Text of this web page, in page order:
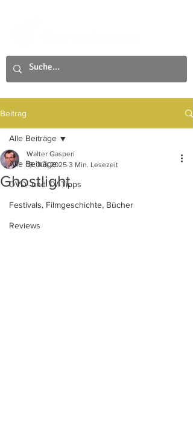
Beitrag
Alle Beiträge
DVD- und TV-Tipps
Festivals, Filmgeschichte, Bücher
Reviews
Alle Beiträge
Ghostlight
Walter Gasperi
18. Juli 2025 3 Min. Lesezeit